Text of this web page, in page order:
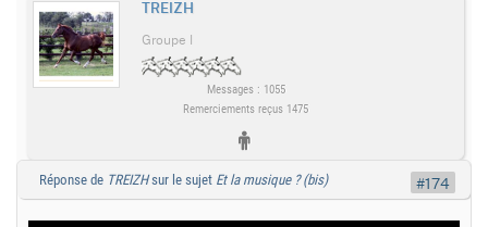
TREIZH
Groupe I
Messages : 1055
Remerciements reçus 1475
Réponse de TREIZHsur le sujet Et la musique ? (bis) #174